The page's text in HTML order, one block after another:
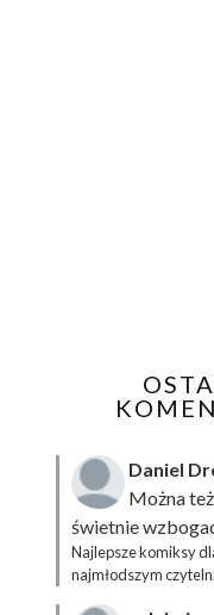
Daniel
Można
świetnie
Najlepsze komiksy
najmłodszym